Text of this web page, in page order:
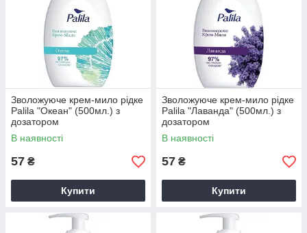
Зволожуюче крем-мило рідке
Palila "Океан" (500мл.) з
дозатором
В наявності
57 ₴
Купити
Зволожуюче крем-мило рідке
Palila "Лаванда" (500мл.) з
дозатором
В наявності
57 ₴
Купити